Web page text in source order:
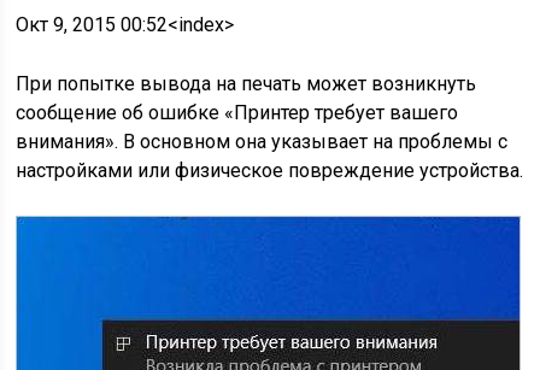
Окт 9, 2015 00:52<index>
При попытке вывода на печать может возникнуть
сообщение об ошибке «Принтер требует вашего
внимания». В основном она указывает на проблемы с
настройками или физическое повреждение устройства.